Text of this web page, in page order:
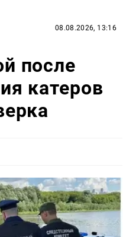
08.08.2026, 13:16
после
катеров